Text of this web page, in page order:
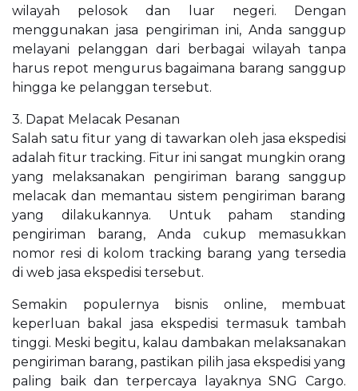
wilayah pelosok dan luar negeri. Dengan
menggunakan jasa pengiriman ini, Anda sanggup
melayani pelanggan dari berbagai wilayah tanpa
harus repot mengurus bagaimana barang sanggup
hingga ke pelanggan tersebut.
3. Dapat Melacak Pesanan
Salah satu fitur yang di tawarkan oleh jasa ekspedisi
adalah fitur tracking. Fitur ini sangat mungkin orang
yang melaksanakan pengiriman barang sanggup
melacak dan memantau sistem pengiriman barang
yang dilakukannya. Untuk paham standing
pengiriman barang, Anda cukup memasukkan
nomor resi di kolom tracking barang yang tersedia
di web jasa ekspedisi tersebut.
Semakin populernya bisnis online, membuat
keperluan bakal jasa ekspedisi termasuk tambah
tinggi. Meski begitu, kalau dambakan melaksanakan
pengiriman barang, pastikan pilih jasa ekspedisi yang
paling baik dan terpercaya layaknya SNG Cargo.